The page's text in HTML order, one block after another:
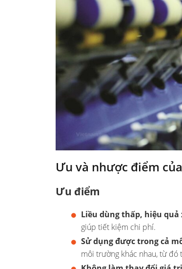
Ưu và nhược điểm
Ưu điểm
Liều dùng thấp, hiệu quả
giúp tiết kiệm chi phí.
Sử dụng được trong cả
môi trường khác nhau, từ đó